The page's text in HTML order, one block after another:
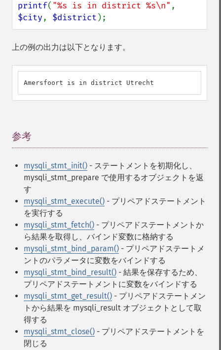
printf( "%s is in district %s\n"
$city, $district );
上の例の出力は以下となります。
Amersfoort is in district Utrecht
参考
mysqli_stmt_init() - ステートメントを初期化し、
mysqli_stmt_prepare で使用するオブジェクトを返
す
mysqli_stmt_execute() - プリペアドステートメント
を実行する
mysqli_stmt_fetch() - プリペアドステートメントか
ら結果を取得し、バインド変数に格納する
mysqli_stmt_bind_param() - プリペアドステートメ
ントのパラメータに変数をバインドする
mysqli_stmt_bind_result() - 結果を保存するため、
プリペアドステートメントに変数をバインドする
mysqli_stmt_get_result() - プリペアドステートメン
トから結果を mysqli_result オブジェクトとして取
得する
mysqli_stmt_close() - プリペアドステートメントを
閉じる